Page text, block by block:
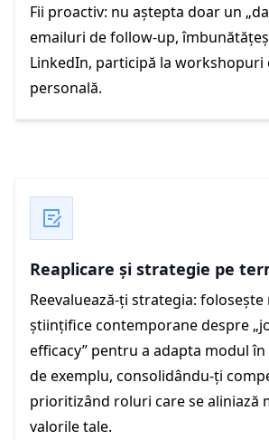
Fii proactiv: nu aștepta doar un
emailuri de follow-up,
LinkedIn, participă la workshopuri
personală.
Reaplicare și strategie pe
Reevaluează-ți strategia: folosește
științifice contemporane despre
efficacy” pentru a adapta modul
de exemplu, consolidându-ți
prioritizând roluri care se aliniază
valorile tale.